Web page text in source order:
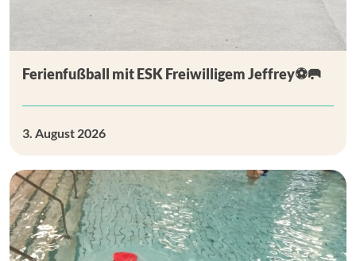
Ferienfußball mit ESK Freiwilligem Jeffrey⚽🥅
3. August 2026